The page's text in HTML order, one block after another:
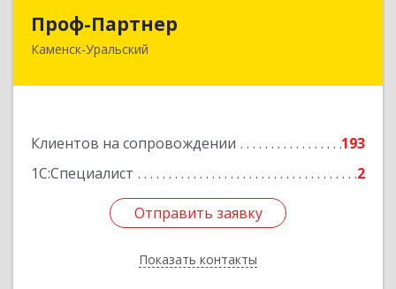
Проф-Партнер
Каменск-Уральский
Клиентов на сопровождении
193
1С:Специалист
2
Отправить заявку
Показать контакты
623406, Свердловская обл, Каменск-Уральский
Отправить заявку
Назад